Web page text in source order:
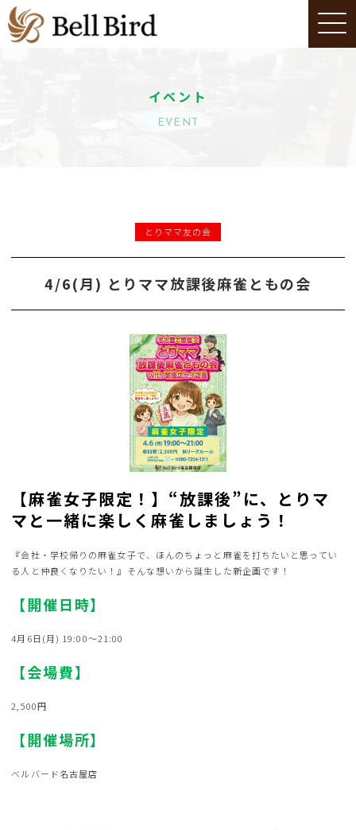
イベント
EVENT
とりママ友の会
4/6(月) とりママ放課後麻雀ともの会
【麻雀女子限定！】“放課後”に、とりマ
マと一緒に楽しく麻雀しましょう︎！
『会社・学校帰りの麻雀女子で、ほんのちょっと麻雀を打ちたいと思ってい
る人と仲良くなりたい！』そんな想いから誕生した新企画です！
【開催日時】
4月6日(月) 19:00～21:00
【会場費】
2,500円
【開催場所】
ベルバード名古屋店